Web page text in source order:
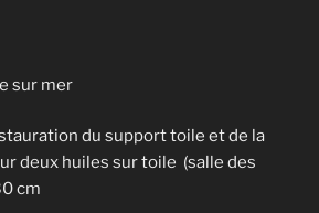
sur mer
du support toile et de la
deux huiles sur toile (salle des
cm